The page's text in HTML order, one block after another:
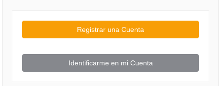
Registrar una Cuenta
Identificarme en mi Cuenta